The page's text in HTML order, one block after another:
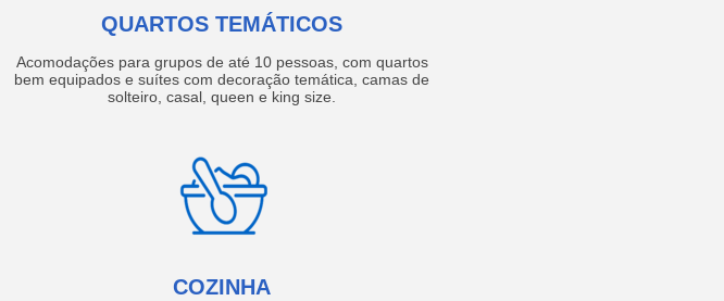
QUARTOS TEMÁTICOS
Acomodações para grupos de até 10 pessoas, com quartos
bem equipados e suítes com decoração temática, camas de
solteiro, casal, queen e king size.
COZINHA